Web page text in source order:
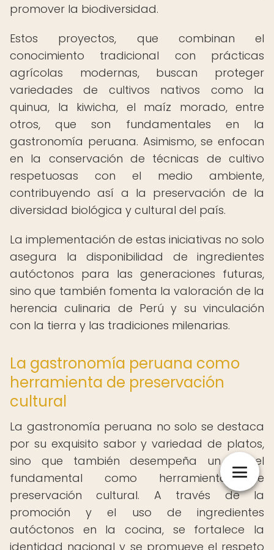
promover la biodiversidad.
Estos proyectos, que combinan el
conocimiento tradicional con prácticas
agrícolas modernas, buscan proteger
variedades de cultivos nativos como la
quinua, la kiwicha, el maíz morado, entre
otros, que son fundamentales en la
gastronomía peruana. Asimismo, se enfocan
en la conservación de técnicas de cultivo
respetuosas con el medio ambiente,
contribuyendo así a la preservación de la
diversidad biológica y cultural del país.
La implementación de estas iniciativas no solo
asegura la disponibilidad de ingredientes
autóctonos para las generaciones futuras,
sino que también fomenta la valoración de la
herencia culinaria de Perú y su vinculación
con la tierra y las tradiciones milenarias.
La gastronomía peruana como
herramienta de preservación
cultural
La gastronomía peruana no solo se destaca
por su exquisito sabor y variedad de platos,
sino que también desempeña un papel
fundamental como herramienta de
preservación cultural. A través de la
promoción y el uso de ingredientes
autóctonos en la cocina, se fortalece la
identidad nacional y se promueve el respeto